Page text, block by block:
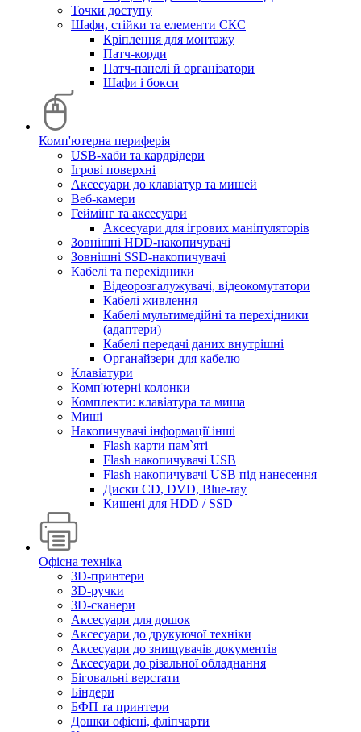
Точки доступу
Шафи, стійки та елементи СКС
Кріплення для монтажу
Патч-корди
Патч-панелі й організатори
Шафи і бокси
Комп'ютерна периферія
USB-хаби та кардрідери
Ігрові поверхні
Аксесуари до клавіатур та мишей
Веб-камери
Геймінг та аксесуари
Аксесуари для ігрових маніпуляторів
Зовнішні HDD-накопичувачі
Зовнішні SSD-накопичувачі
Кабелі та перехідники
Відеорозгалужувачі, відеокомутатори
Кабелі живлення
Кабелі мультимедійні та перехідники
(адаптери)
Кабелі передачі даних внутрішні
Органайзери для кабелю
Клавіатури
Комп'ютерні колонки
Комплекти: клавіатура та миша
Миші
Накопичувачі інформації інші
Flash карти пам`яті
Flash накопичувачі USB
Flash накопичувачі USB під нанесення
Диски CD, DVD, Blue-ray
Кишені для HDD / SSD
Офісна техніка
3D-принтери
3D-ручки
3D-сканери
Аксесуари для дошок
Аксесуари до друкуючої техніки
Аксесуари до знищувачів документів
Аксесуари до різальної обладнання
Біговальні верстати
Біндери
БФП та принтери
Дошки офісні, фліпчарти